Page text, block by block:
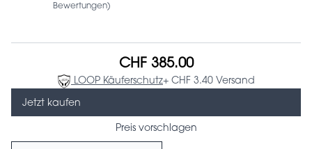
Bewertungen)
CHF 385.00
LOOP Käuferschutz+ CHF 3.40 Versand
Jetzt kaufen
Preis vorschlagen